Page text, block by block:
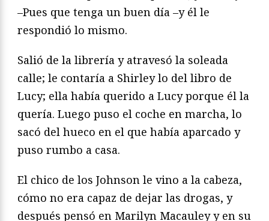
–Pues que tenga un buen día –y él le
respondió lo mismo.
Salió de la librería y atravesó la soleada
calle; le contaría a Shirley lo del libro de
Lucy; ella había querido a Lucy porque él la
quería. Luego puso el coche en marcha, lo
sacó del hueco en el que había aparcado y
puso rumbo a casa.
El chico de los Johnson le vino a la cabeza,
cómo no era capaz de dejar las drogas, y
después pensó en Marilyn Macauley y en su